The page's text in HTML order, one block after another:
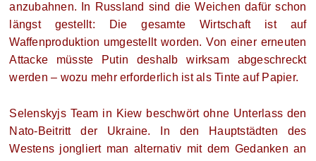
anzubahnen. In Russland sind die Weichen dafür schon
längst gestellt: Die gesamte Wirtschaft ist auf
Waffenproduktion umgestellt worden. Von einer erneuten
Attacke müsste Putin deshalb wirksam abgeschreckt
werden – wozu mehr erforderlich ist als Tinte auf Papier.
Selenskyjs Team in Kiew beschwört ohne Unterlass den
Nato-Beitritt der Ukraine. In den Hauptstädten des
Westens jongliert man alternativ mit dem Gedanken an